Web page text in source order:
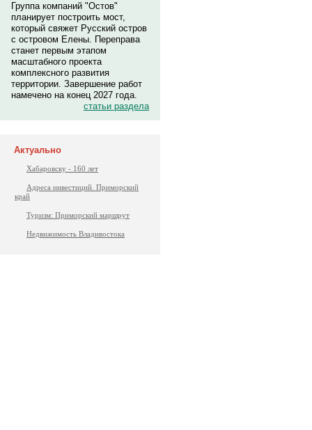
Группа компаний "Остов"
планирует построить мост,
который свяжет Русский остров
с островом Елены. Переправа
станет первым этапом
масштабного проекта
комплексного развития
территории. Завершение работ
намечено на конец 2027 года.
статьи раздела
Актуально
Хабаровску - 160 лет
Адреса инвестиций. Приморский
край
Туризм: Приморский маршрут
Недвижимость Владивостока